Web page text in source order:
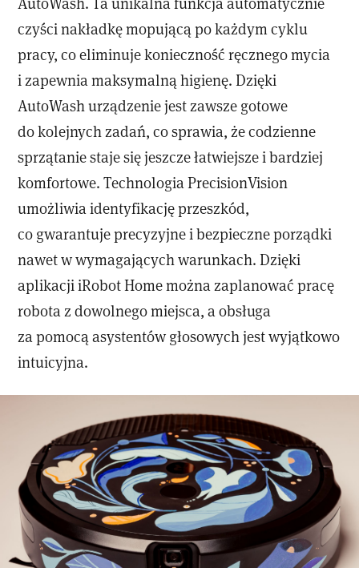
czyści nakładkę mopującą po każdym cyklu
pracy, co eliminuje konieczność ręcznego mycia
i zapewnia maksymalną higienę. Dzięki
AutoWash urządzenie jest zawsze gotowe
do kolejnych zadań, co sprawia, że codzienne
sprzątanie staje się jeszcze łatwiejsze i bardziej
komfortowe. Technologia PrecisionVision
umożliwia identyfikację przeszkód,
co gwarantuje precyzyjne i bezpieczne porządki
nawet w wymagających warunkach. Dzięki
aplikacji iRobot Home można zaplanować pracę
robota z dowolnego miejsca, a obsługa
za pomocą asystentów głosowych jest wyjątkowo
intuicyjna.